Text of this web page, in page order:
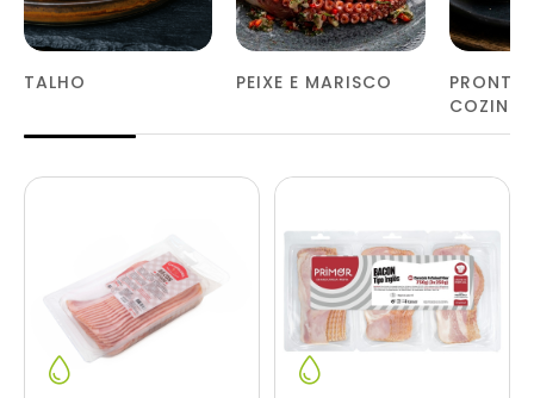
TALHO PEIXE E MARISCO